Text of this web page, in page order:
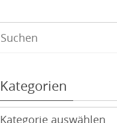
Kategorien
Kategorien